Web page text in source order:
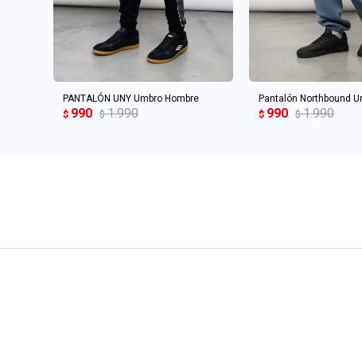
PANTALÓN UNY Umbro Hombre
$ 990 $ 1.990
AGREGAR AL CARRITO
Pantalón Northbound
$ 990 $ 1.990
AGREGAR AL